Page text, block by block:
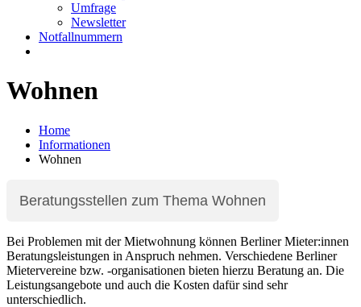
Umfrage
Newsletter
Notfallnummern
Wohnen
Home
Informationen
Wohnen
Beratungsstellen zum Thema Wohnen
Bei Problemen mit der Mietwohnung können Berliner Mieter:innen
Beratungsleistungen in Anspruch nehmen. Verschiedene Berliner
Mietervereine bzw. -organisationen bieten hierzu Beratung an. Die
Leistungsangebote und auch die Kosten dafür sind sehr
unterschiedlich.